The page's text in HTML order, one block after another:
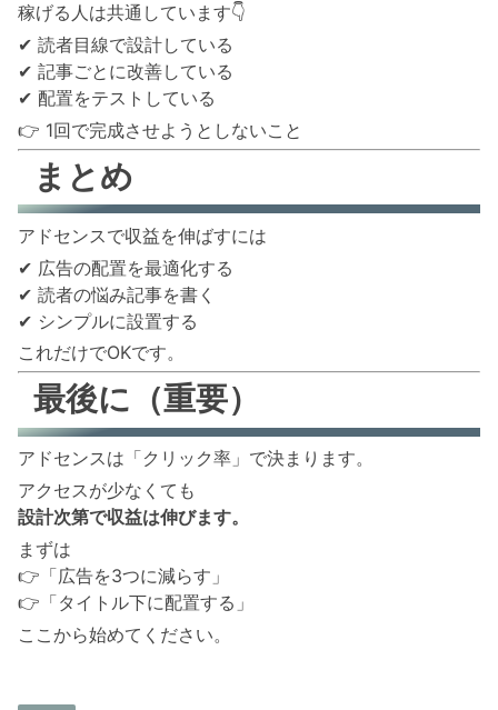
稼げる人は共通しています👇
✔ 読者目線で設計している
✔ 記事ごとに改善している
✔ 配置をテストしている
👉 1回で完成させようとしないこと
まとめ
アドセンスで収益を伸ばすには
✔ 広告の配置を最適化する
✔ 読者の悩み記事を書く
✔ シンプルに設置する
これだけでOKです。
最後に（重要）
アドセンスは「クリック率」で決まります。
アクセスが少なくても
設計次第で収益は伸びます。
まずは
👉「広告を3つに減らす」
👉「タイトル下に配置する」
ここから始めてください。